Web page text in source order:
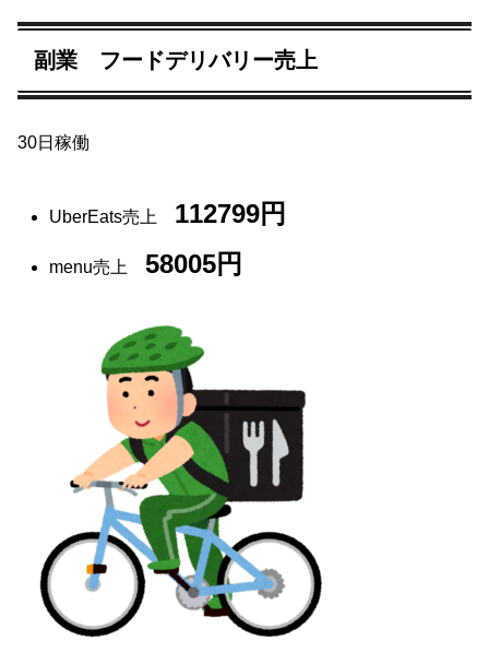
副業 フードデリバリー売上
30日稼働
UberEats売上 112799円
menu売上58005円